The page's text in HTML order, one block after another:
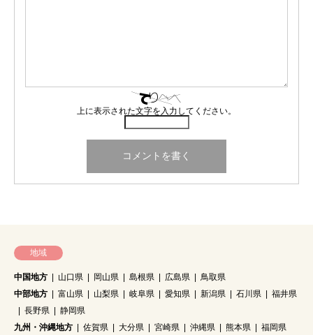
上に表示された文字を入力してください。
地域
中国地方 山口県 岡山県 島根県 広島県
鳥取県
中部地方
富山県 山梨県 岐阜県 愛知県 新潟県 石川県
福井県
長野県
静岡県
九州・沖縄地方
佐賀県 大分県 宮崎県 沖縄県 熊本県
福岡県